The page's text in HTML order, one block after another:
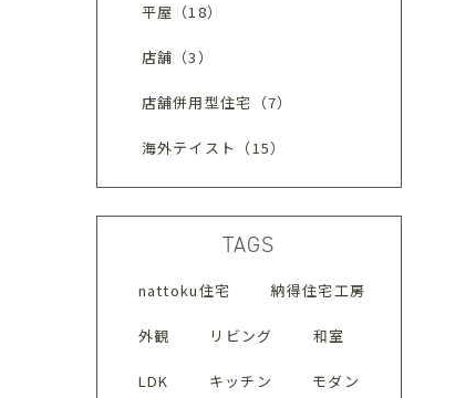
平屋（18）
店舗（3）
店舗併用型住宅（7）
海外テイスト（15）
TAGS
nattoku住宅 納得住宅工房
外観 リビング 和室
LDK キッチン モダン